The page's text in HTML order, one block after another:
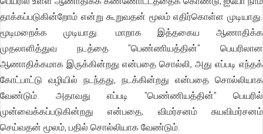
தாக்கப்படுகின்றோம் என்று கூறுவதன் மூலம் எதிர்கொள்ள முடியாது.
மூடிமறைக்க முடியாது. மாறாக இத்தகைய ஆணாதிக்க
முதலாளித்துவ நடத்தை "பெண்ணியத்தின்" பெயரிலான
ஆணாதிக்கமாக இருக்கின்றது என்பதை சொல்லி, அது எப்படி எந்தக்
கோட்பாட்டு வழியில் நடந்தது, நடக்கின்றது என்பதை சொல்லியாக
வேண்டும். அதாவது எப்படி "பெண்ணியத்தின்" பெயரில்
முன்வைக்கப்படுகின்றது என்பதை, விமர்சனம் சுயவிமர்சனம்
செய்வதன் மூலம், பதில் சொல்லியாக வேண்டும்.